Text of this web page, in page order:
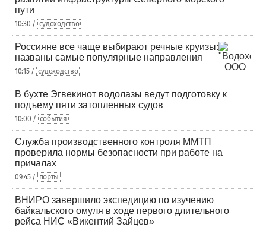
пути
10:30 / судоходство
Россияне все чаще выбирают речные круизы:
названы самые популярные направления
10:15 / судоходство
В бухте Эгвекинот водолазы ведут подготовку к
подъему пяти затопленных судов
10:00 / события
Служба производственного контроля ММТП
проверила нормы безопасности при работе на
причалах
09:45 / порты
ВНИРО завершило экспедицию по изучению
байкальского омуля в ходе первого длительного
рейса НИС «Викентий Зайцев»